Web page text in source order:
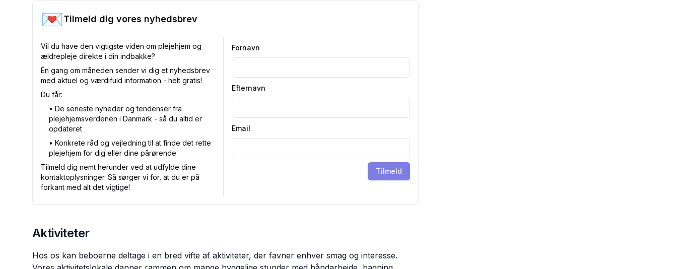
💌Tilmeld dig vores nyhedsbrev
Vil du have den vigtigste viden om plejehjem og
ældrepleje direkte i din indbakke?
Én gang om måneden sender vi dig et nyhedsbrev
med aktuel og værdifuld information - helt gratis!
Du får:
•⁠ De seneste nyheder og tendenser fra
plejehjemsverdenen i Danmark - så du altid er
opdateret
•⁠ Konkrete råd og vejledning til at finde det rette
plejehjem for dig eller dine pårørende
Tilmeld dig nemt herunder ved at udfylde dine
kontaktoplysninger. Så sørger vi for, at du er på
forkant med alt det vigtige!
Fornavn
Efternavn
Email
Tilmeld
Aktiviteter
Hos os kan beboerne deltage i en bred vifte af aktiviteter, der favner enhver smag og interesse.